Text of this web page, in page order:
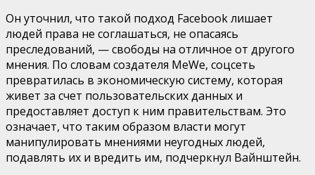
Он уточнил, что такой подход Facebook лишает
людей права не соглашаться, не опасаясь
преследований, — свободы на отличное от другого
мнения. По словам создателя MeWe, соцсеть
превратилась в экономическую систему, которая
живет за счет пользовательских данных и
предоставляет доступ к ним правительствам. Это
означает, что таким образом власти могут
манипулировать мнениями неугодных людей,
подавлять их и вредить им, подчеркнул Вайнштейн.